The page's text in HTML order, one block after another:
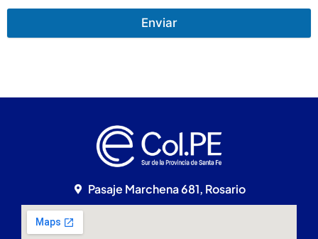
Enviar
Pasaje Marchena 681, Rosario